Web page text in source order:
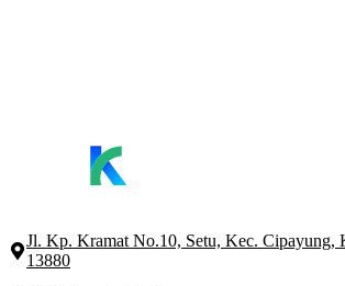
Jl. Kp. Kramat No.10, Setu, Kec. Cipayung,
13880